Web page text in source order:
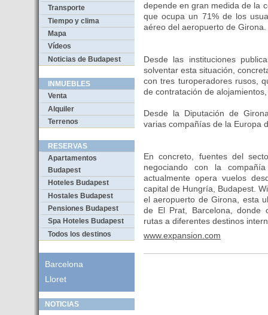
Transporte
Tiempo y clima
Mapa
Vídeos
Noticias de Budapest
INMUEBLES
Venta
Alquiler
Terrenos
RESERVAS
Apartamentos
Budapest
Hoteles Budapest
Hostales Budapest
Pensiones Budapest
Spa Hoteles Budapest
Todos los destinos
Barcelona
Lloret
NOTICIAS
depende en gran medida de la
que ocupa un 71% de los
aéreo del aeropuerto de Girona.
Desde las instituciones
solventar esta situación,
con tres turoperadores rusos,
de contratación de
Desde la Diputación de
varias compañías de la Europa
En concreto, fuentes del
negociando con la
actualmente opera vuelos
capital de Hungría, Budapest.
el aeropuerto de Girona, esta
de El Prat, Barcelona, donde
rutas a diferentes destinos
www.expansion.com